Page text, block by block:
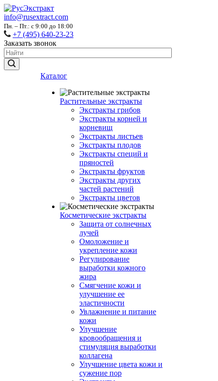
info@rusextract.com
Пн. – Пт.: с 9:00 до 18:00
+7 (495) 640-23-23
Заказать звонок
Каталог
Растительные экстракты
Экстракты грибов
Экстракты корней и
корневищ
Экстракты листьев
Экстракты плодов
Экстракты специй и
пряностей
Экстракты фруктов
Экстракты других
частей растений
Экстракты цветов
Косметические экстракты
Защита от солнечных
лучей
Омоложение и
укрепление кожи
Регулирование
выработки кожного
жира
Смягчение кожи и
улучшение ее
эластичности
Увлажнение и питание
кожи
Улучшение
кровообращения и
стимуляция выработки
коллагена
Улучшение цвета кожи и
сужение пор